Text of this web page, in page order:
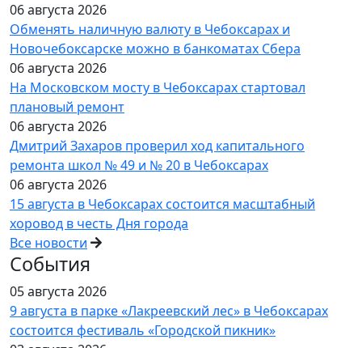
06 августа 2026
Обменять наличную валюту в Чебоксарах и
Новочебоксарске можно в банкоматах Сбера
06 августа 2026
На Московском мосту в Чебоксарах стартовал
плановый ремонт
06 августа 2026
Дмитрий Захаров проверил ход капитального
ремонта школ № 49 и № 20 в Чебоксарах
06 августа 2026
15 августа в Чебоксарах состоится масштабный
хоровод в честь Дня города
Все новости
События
05 августа 2026
9 августа в парке «Лакреевский лес» в Чебоксарах
состоится фестиваль «Городской пикник»